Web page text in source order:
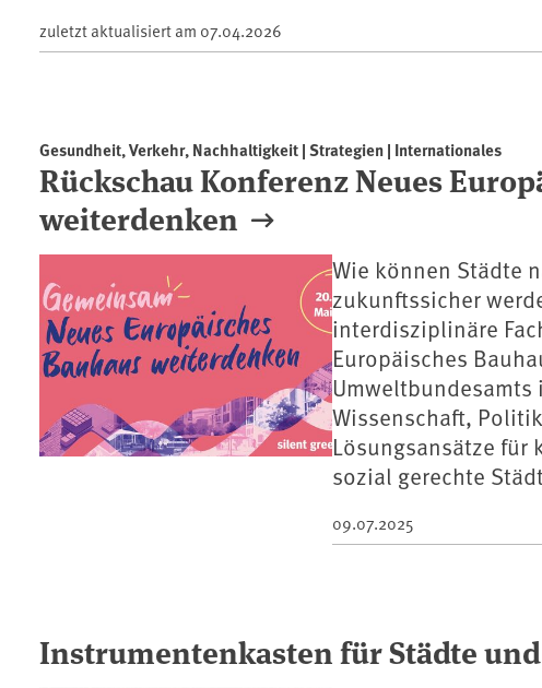
zuletzt aktualisiert am 07.04.2026
Gesundheit, Verkehr, Nachhaltigkeit | Strategien | Internationales
Rückschau Konferenz Neues
weiterdenken
Wie können Städte
zukunftssicher
interdisziplinäre
Europäisches
Wissenschaft,
Lösungsansätze
sozial gerechte
09.07.2025
Instrumentenkasten für Städte